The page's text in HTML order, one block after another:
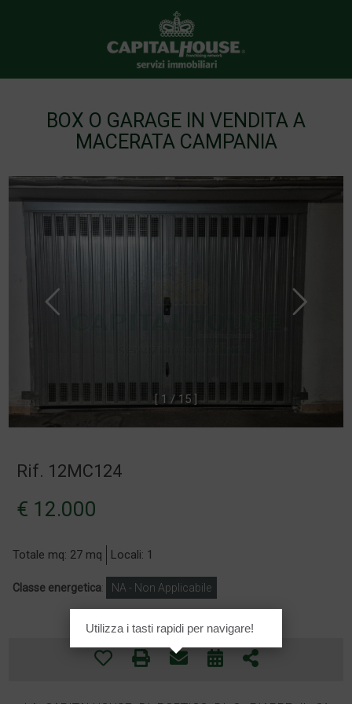
BOX O GARAGE IN VENDITA A
MACERATA CAMPANIA
[ 1 / 1 5 ]
Rif. 12MC124
€ 12.000
Totale mq: 27 mq Locali: 1
Classe energetica: NA - Non Applicabile
Utilizza i tasti rapidi per navigare!